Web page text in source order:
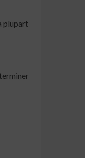
plupart